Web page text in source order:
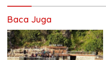
Baca Juga